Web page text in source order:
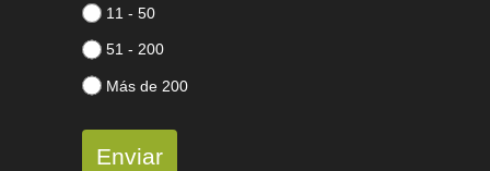
11 - 50
51 - 200
Más de 200
Enviar